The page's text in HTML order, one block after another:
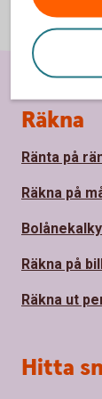
Sidfot
Räkna
Ränta på
Räkna på
Bolånekalkyl
Räkna på
Räkna ut
Hitta